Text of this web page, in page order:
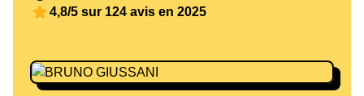
4,8/5 sur 124 avis en 2025